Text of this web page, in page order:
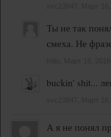
Ты не так
смеха. Не
buckin' shit...
А я не понял